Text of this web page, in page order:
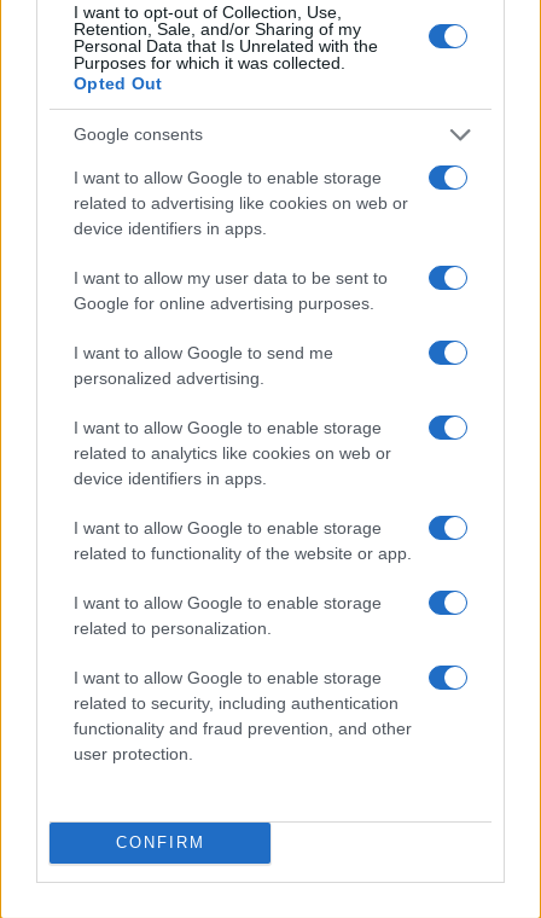
I want to opt-out of Collection, Use,
Retention, Sale, and/or Sharing of my
Personal Data that Is Unrelated with the
Purposes for which it was collected.
Opted Out
Google consents
I want to allow Google to enable storage
related to advertising like cookies on web or
device identifiers in apps.
I want to allow my user data to be sent to
Google for online advertising purposes.
I want to allow Google to send me
personalized advertising.
I want to allow Google to enable storage
related to analytics like cookies on web or
device identifiers in apps.
I want to allow Google to enable storage
related to functionality of the website or app.
I want to allow Google to enable storage
related to personalization.
I want to allow Google to enable storage
related to security, including authentication
functionality and fraud prevention, and other
user protection.
CONFIRM
Redução histórica do desmatamento na Amazônia entre agosto
de 2026 e julho de 2026
Beatriz Almeida · 7 ago 2026
Nome
Kinza Babylon Staked BTC
(KBTC)
$83,270.00
Eureka Bridged PAX Gold (Terra $4,205.78
(JDB)
kpk ETH Prime
(KPK ETH PRIME)
$2,034.90
(SYBTC)